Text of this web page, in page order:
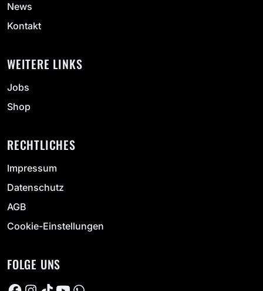
News
Kontakt
WEITERE LINKS
Jobs
Shop
RECHTLICHES
Impressum
Datenschutz
AGB
Cookie-Einstellungen
FOLGE UNS